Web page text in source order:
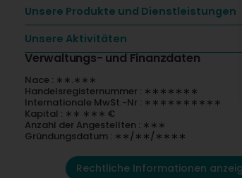
Unsere Produkte und Dienstleistungen
Unsere Aktivitäten
Verwaltungs- und Finanzdaten
Nace : ∗∗.∗∗∗
Handelsregisternummer : ∗∗∗∗∗∗∗
Internationale MwSt.-Nr : ∗∗∗∗∗∗∗∗∗∗
Kapital : ∗∗ ∗∗∗ €
Anzahl der Angestellten : ∗∗∗
Gründungsdatum : ∗∗/∗∗/∗∗∗∗
Rechtliche Informationen